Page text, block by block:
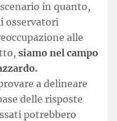
in quanto,
osservatori
alle
siamo nel campo
a delineare
delle risposte
potrebbero